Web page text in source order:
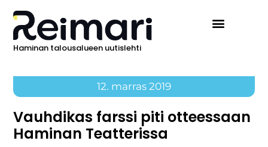
Haminan talousalueen uutislehti
12. marras 2019
Vauhdikas farssi piti otteessaan
Haminan Teatterissa